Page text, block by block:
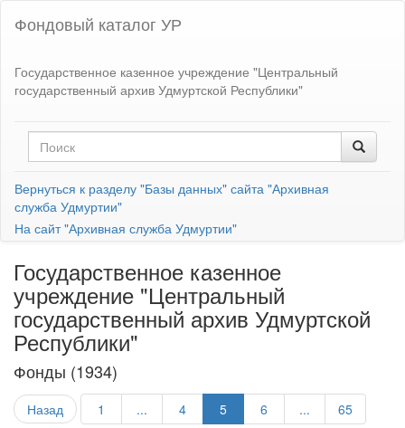
Фондовый каталог УР
Государственное казенное учреждение "Центральный
государственный архив Удмуртской Республики"
Вернуться к разделу "Базы данных" сайта "Архивная
служба Удмуртии"
На сайт "Архивная служба Удмуртии"
Государственное казенное
учреждение "Центральный
государственный архив Удмуртской
Республики"
Фонды (1934)
Назад 1 ... 4 5 6 ... 65